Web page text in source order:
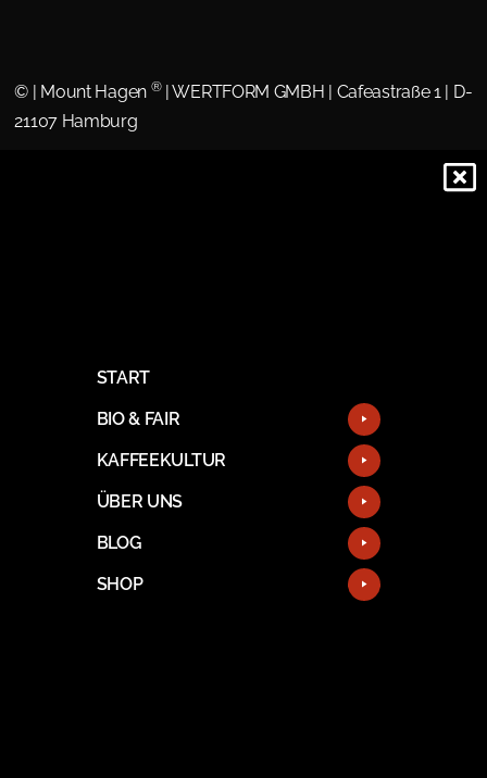
© | Mount Hagen ®| WERTFORM GMBH | Cafeastraße 1 | D-
21107 Hamburg
START
BIO & FAIR
KAFFEEKULTUR
ÜBER UNS
BLOG
SHOP